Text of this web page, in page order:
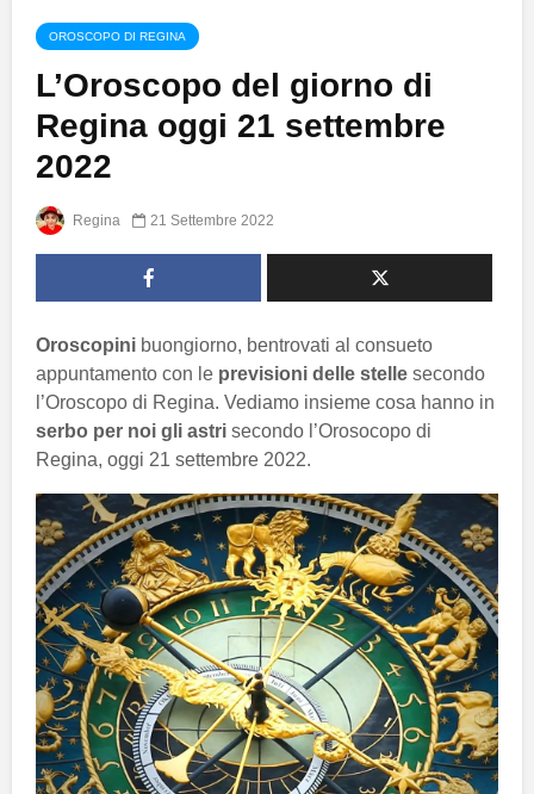
OROSCOPO DI REGINA
L’Oroscopo del giorno di
Regina oggi 21 settembre
2022
Regina 21 Settembre 2022
Oroscopini buongiorno, bentrovati al consueto
appuntamento con le previsioni delle stelle secondo
l’Oroscopo di Regina. Vediamo insieme cosa hanno in
serbo per noi gli astri secondo l’Orosocopo di
Regina, oggi 21 settembre 2022.